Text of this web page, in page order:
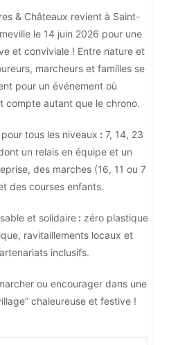
& Châteaux revient à Saint-
le 14 juin 2026 pour une
et conviviale ! Entre nature et
marcheurs et familles se
pour un événement où
compte autant que le chrono.
tous les niveaux : 7, 14, 23
un relais en équipe et un
des marches (16, 11 ou 7
des courses enfants.
et solidaire:zéro plastique
ravitaillements locaux et
inclusifs.
ou encourager dans une
chaleureuse et festive !​